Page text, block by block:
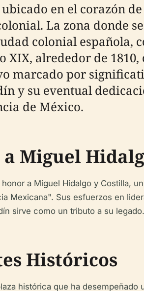
en el corazón
La zona donde
colonial española,
XIX, alrededor de
marcado por
y su eventual
de México.
Miguel
a Miguel Hidalgo y Costilla,
Mexicana". Sus esfuerzos en
sirve como un tributo a su legado.
Históricos
histórica que ha